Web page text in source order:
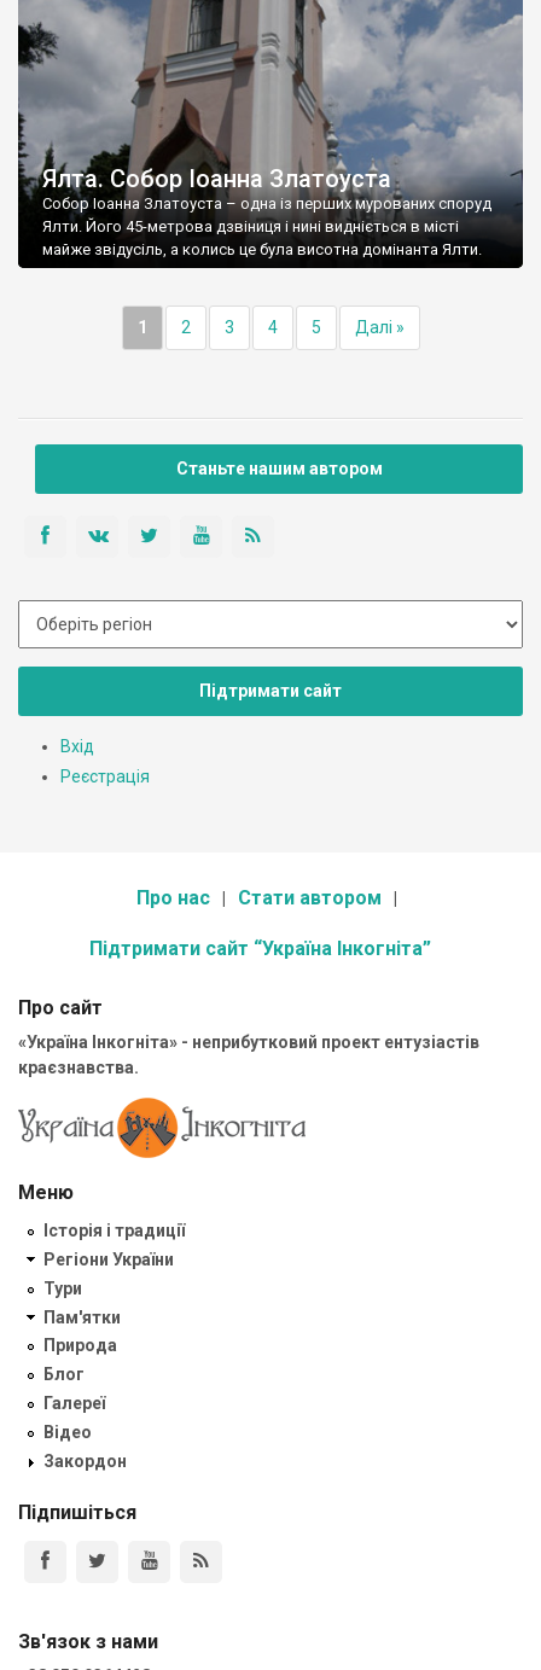
Ялта. Собор Іоанна Златоуста
Собор Іоанна Златоуста – одна із перших мурованих споруд
Ялти. Його 45-метрова дзвіниця і нині видніється в місті
майже звідусіль, а колись це була висотна домінанта Ялти.
1 2 3 4 5 Далі »
Станьте нашим автором
Підтримати сайт
Вхід
Реєстрація
Про нас Стати автором
Підтримати сайт “Україна Інкогніта”
Про сайт
«Україна Інкогніта» - неприбутковий проект ентузіастів
краєзнавства.
Меню
Історія і традиції
Регіони України
Тури
Пам'ятки
Природа
Блог
Галереї
Відео
Закордон
Підпишіться
Зв'язок з нами